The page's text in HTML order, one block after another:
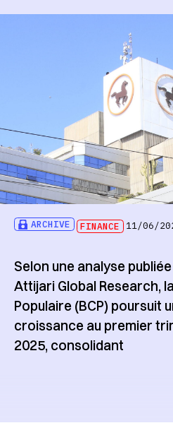
ARCHIVE FINANCE 11/06/
Selon une analyse
Attijari Global Research,
Populaire (BCP) poursuit
croissance au premier
2025, consolidant